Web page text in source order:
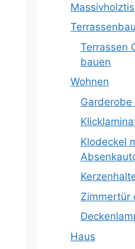
Terrassenbau
Terrassen
bauen
Wohnen
Klodeckel
Zimmertür
Haus